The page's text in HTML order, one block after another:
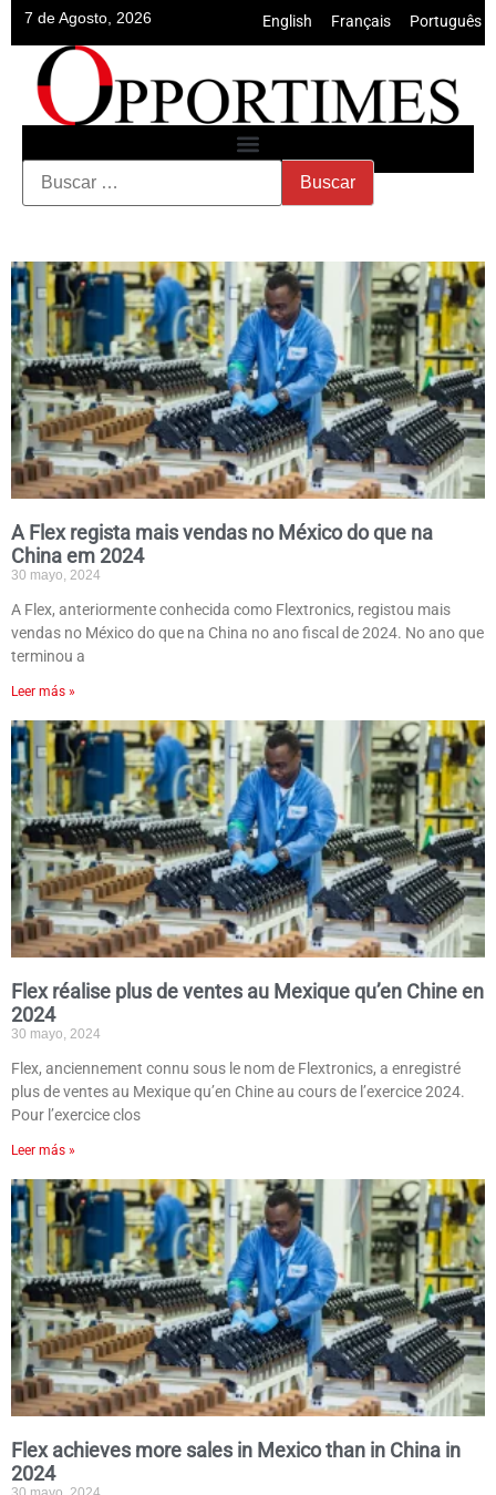
7 de Agosto, 2026 English Français Português
A Flex regista mais vendas no México do que na
China em 2024
30 mayo, 2024
A Flex, anteriormente conhecida como Flextronics, registou mais
vendas no México do que na China no ano fiscal de 2024. No ano que
terminou a
Leer más »
Flex réalise plus de ventes au Mexique qu’en Chine en
2024
30 mayo, 2024
Flex, anciennement connu sous le nom de Flextronics, a enregistré
plus de ventes au Mexique qu’en Chine au cours de l’exercice 2024.
Pour l’exercice clos
Leer más »
Flex achieves more sales in Mexico than in China in
2024